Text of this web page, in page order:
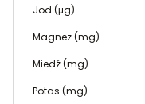
Jod (μg)
Magnez (mg)
Miedź (mg)
Potas (mg)